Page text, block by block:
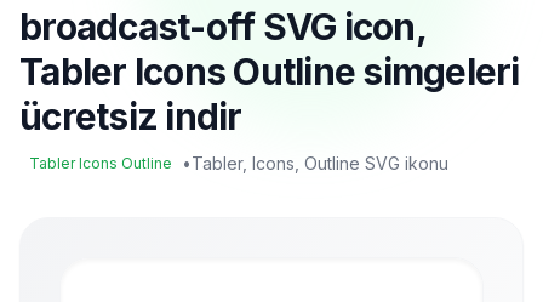
broadcast-off SVG icon,
Tabler Icons Outline simgeleri
ücretsiz indir
Tabler Icons Outline •Tabler, Icons, Outline SVG ikonu